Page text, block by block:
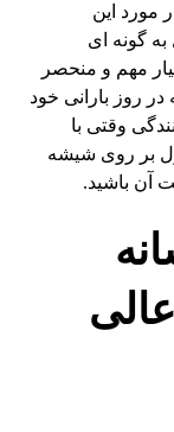
مورد این
گونه ای
مهم و منحصر
روز بارانی خود
وقتی با
بر روی شیشه
آن باشید.
عالی